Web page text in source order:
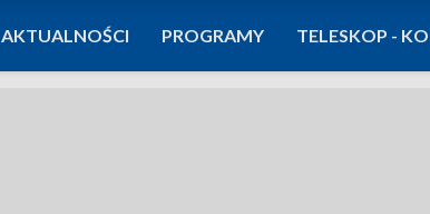
AKTUALNOŚCI PROGRAMY TELESKOP -